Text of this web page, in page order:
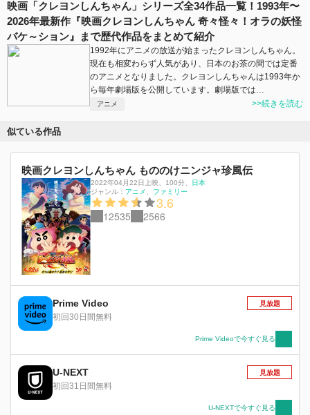
映画「クレヨンしんちゃん」シリーズ全34作品一覧！1993年〜
2026年最新作『映画クレヨンしんちゃん 奇々怪々！オラの妖怪
バケ～ション』まで歴代作品をまとめて紹介
1992年にアニメの放送が始まったクレヨンしんちゃん。
現在も相変わらず人気があり、日本のお茶の間では定番
のアニメとなりました。クレヨンしんちゃんは1993年か
ら毎年劇場版を公開しています。劇場版では…
アニメ >>続きを読む
似ている作品
映画クレヨンしんちゃん もののけニンジャ珍風伝
2022年04月22日上映 100分
日本
ジャンル： アニメ ファミリー
3.6
12535 2566
Prime Video
初回30日間無料
見放題
Prime Videoで今すぐ見る
U-NEXT
初回31日間無料
見放題
U-NEXTで今すぐ見る